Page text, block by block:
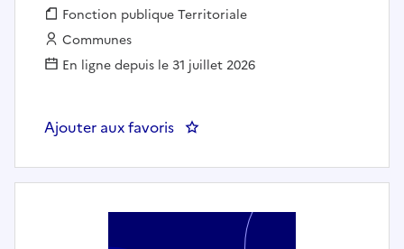
Fonction publique :
Fonction publique Territoriale
Employeur :
Communes
En ligne depuis le 31 juillet 2026
Ajouter aux favoris : Auxiliaire de puériculture en